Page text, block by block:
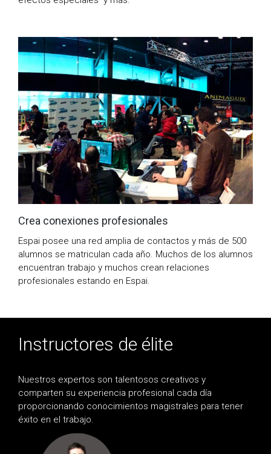
Crea conexiones profesionales
Espai posee una red amplia de contactos y más de 500
alumnos se matriculan cada año. Muchos de los alumnos
encuentran trabajo y muchos crean relaciones
profesionales estando en Espai.
Instructores de élite
Nuestros expertos son talentosos creativos y
comparten su experiencia profesional cada día
proporcionando conocimientos magistrales para tener
éxito en el trabajo.